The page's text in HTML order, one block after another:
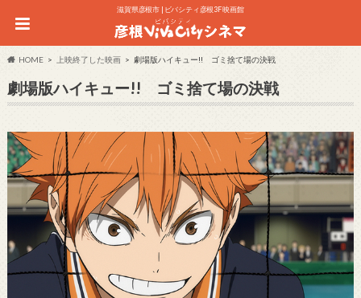
滋賀県彦根市 | ビバシティ彦根3F 映画館
HOME 上映終了した映画 劇場版ハイキュー!! ゴミ捨て場の決戦
劇場版ハイキュー!! ゴミ捨て場の決戦